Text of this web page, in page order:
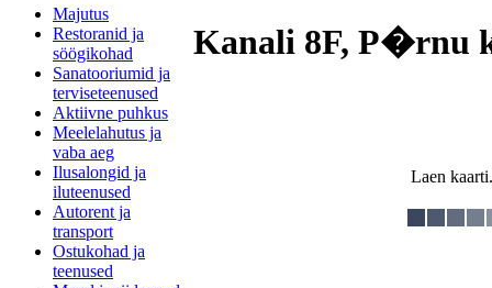
Majutus
Restoranid ja
söögikohad
Sanatooriumid ja
terviseteenused
Aktiivne puhkus
Meelelahutus ja
vaba aeg
Ilusalongid ja
iluteenused
Autorent ja
transport
Ostukohad ja
teenused
Kanali 8F, P�rnu
Laen